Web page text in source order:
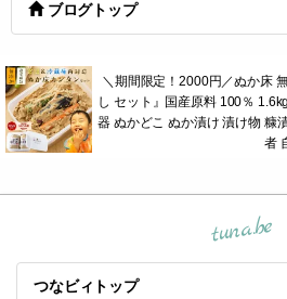
ブログトップ
＼期間限定！2000円／ぬか床
し セット』国産原料 100％
器 ぬかどこ ぬか漬け 漬け物 糠
者
tuna.be
つなビィトップ